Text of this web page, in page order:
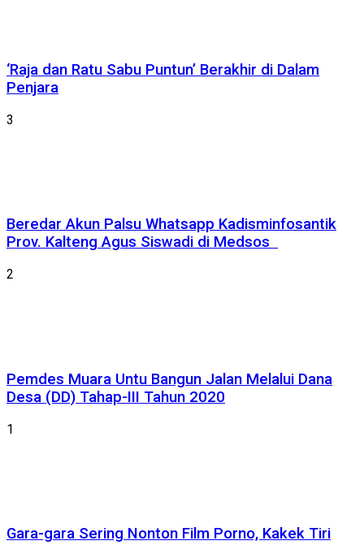
‘Raja dan Ratu Sabu Puntun’ Berakhir di Dalam
Penjara
3
Beredar Akun Palsu Whatsapp Kadisminfosantik
Prov. Kalteng Agus Siswadi di Medsos
2
Pemdes Muara Untu Bangun Jalan Melalui Dana
Desa (DD) Tahap-III Tahun 2020
1
Gara-gara Sering Nonton Film Porno, Kakek Tiri